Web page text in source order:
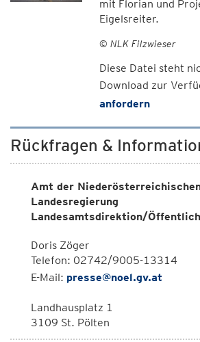
mit Florian und
Eigelsreiter.
© NLK Filzwieser
Diese Datei steht
Download zur
anfordern
Rückfragen &
Amt der
Landesregierung
Landesamtsdirektion/
Doris Zöger
Telefon: 02742/9005-13314
E-Mail: presse@noel.gv.at
Landhausplatz 1
3109 St. Pölten